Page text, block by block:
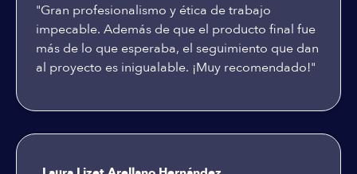
"Gran profesionalismo y ética de trabajo
impecable. Además de que el producto final fue
más de lo que esperaba, el seguimiento que dan
al proyecto es inigualable. ¡Muy recomendado!"